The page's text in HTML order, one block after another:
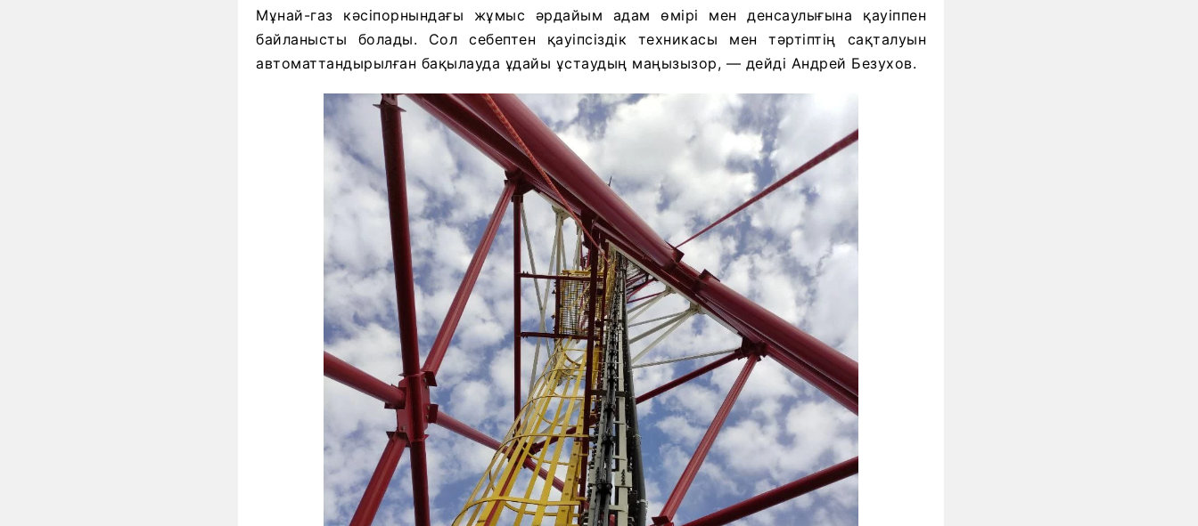
Мұнай-газ кәсіпорнындағы жұмыс әрдайым адам өмірі мен денсаулығына қауіппен
байланысты болады. Сол себептен қауіпсіздік техникасы мен тәртіптің сақталуын
автоматтандырылған бақылауда ұдайы ұстаудың маңызызор, — дейді Андрей Безухов.